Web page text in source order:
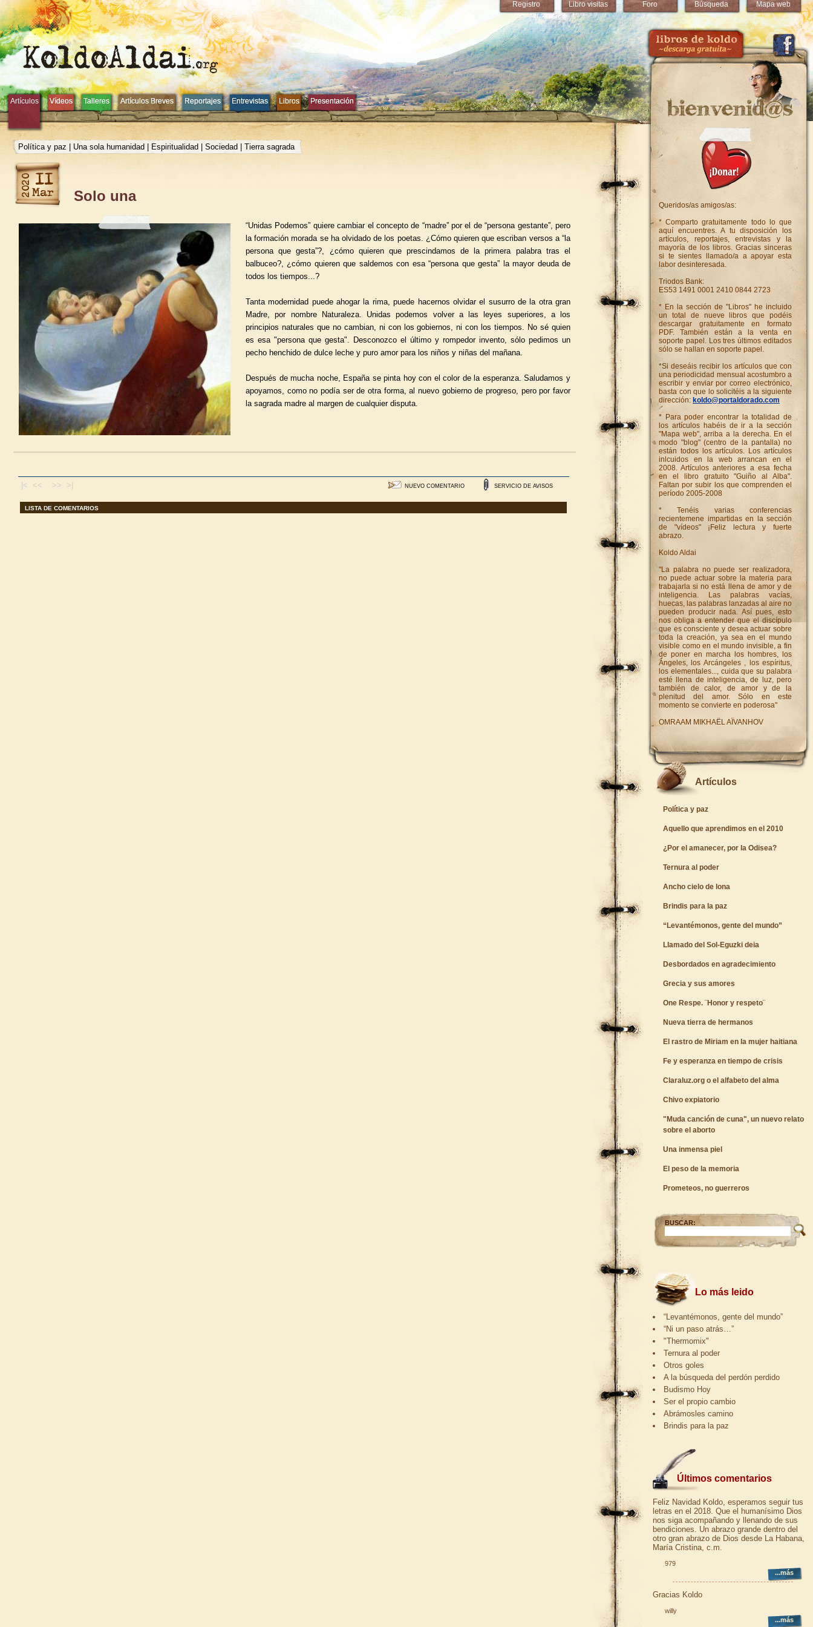
Mapa web
Búsqueda
Foro
Libro visitas
Registro
Queridos/as amigos/as:
* Comparto gratuitamente todo lo que
aquí encuentres. A tu disposición los
artículos, reportajes, entrevistas y la
mayoría de los libros. Gracias sinceras
si te sientes llamado/a a apoyar esta
labor desinteresada.
Triodos Bank:
ES53 1491 0001 2410 0844 2723
* En la sección de "Libros" he incluido
un total de nueve libros que podéis
descargar gratuitamente en formato
PDF. También están a la venta en
soporte papel. Los tres últimos editados
sólo se hallan en soporte papel.
*Si deseáis recibir los artículos que con
una periodicidad mensual acostumbro a
escribir y enviar por correo electrónico,
basta con que lo solicitéis a la siguiente
dirección: koldo@portaldorado.com
* Para poder encontrar la totalidad de
los artículos habéis de ir a la sección
"Mapa web", arriba a la derecha. En el
modo "blog" (centro de la pantalla) no
están todos los artículos. Los artículos
inlcuidos en la web arrancan en el
2008. Artículos anteriores a esa fecha
en el libro gratuito "Guiño al Alba".
Faltan por subir los que comprenden el
período 2005-2008
* Tenéis varias conferencias
recientemene impartidas en la sección
de "vídeos" ¡Feliz lectura y fuerte
abrazo.
Koldo Aldai
"La palabra no puede ser realizadora,
no puede actuar sobre la materia para
trabajarla si no está llena de amor y de
inteligencia. Las palabras vacías,
huecas, las palabras lanzadas al aire no
pueden producir nada. Así pues, esto
nos obliga a entender que el discípulo
que es consciente y desea actuar sobre
toda la creación, ya sea en el mundo
visible como en el mundo invisible, a fin
de poner en marcha los hombres, los
Ángeles, los Arcángeles , los espíritus,
los elementales..., cuida que su palabra
esté llena de inteligencia, de luz, pero
también de calor, de amor y de la
plenitud del amor. Sólo en este
momento se convierte en poderosa"
OMRAAM MIKHAËL AÏVANHOV
Artículos
Política y paz
Aquello que aprendimos en el 2010
¿Por el amanecer, por la Odisea?
Ternura al poder
Ancho cielo de lona
Brindis para la paz
“Levantémonos, gente del mundo”
Llamado del Sol-Eguzki deia
Desbordados en agradecimiento
Grecia y sus amores
One Respe. ¨Honor y respeto¨
Nueva tierra de hermanos
El rastro de Miriam en la mujer haitiana
Fe y esperanza en tiempo de crisis
Claraluz.org o el alfabeto del alma
Chivo expiatorio
"Muda canción de cuna", un nuevo relato
sobre el aborto
Una inmensa piel
El peso de la memoria
Prometeos, no guerreros
BUSCAR:
Lo más leido
“Levantémonos, gente del mundo”
“Ni un paso atrás…”
"Thermomix"
Ternura al poder
Otros goles
A la búsqueda del perdón perdido
Budismo Hoy
Ser el propio cambio
Abrámosles camino
Brindis para la paz
Últimos comentarios
Feliz Navidad Koldo, esperamos seguir tus
letras en el 2018. Que el humanísimo Dios
nos siga acompañando y llenando de sus
bendiciones. Un abrazo grande dentro del
otro gran abrazo de Dios desde La Habana,
María Cristina, c.m.
979
...más
Gracias Koldo
willy
...más
Artículos Vídeos Talleres Artículos Breves Reportajes Entrevistas Libros Presentación
Artículos Vídeos Talleres Artículos Breves Reportajes Entrevistas Libros Presentación
Política y paz Una sola humanidad Espiritualidad Sociedad Tierra sagrada
Solo una
“Unidas Podemos” quiere cambiar el concepto de “madre” por el de “persona gestante”, pero
la formación morada se ha olvidado de los poetas. ¿Cómo quieren que escriban versos a “la
persona que gesta”?, ¿cómo quieren que prescindamos de la primera palabra tras el
balbuceo?, ¿cómo quieren que saldemos con esa “persona que gesta” la mayor deuda de
todos los tiempos...?
Tanta modernidad puede ahogar la rima, puede hacernos olvidar el susurro de la otra gran
Madre, por nombre Naturaleza. Unidas podemos volver a las leyes superiores, a los
principios naturales que no cambian, ni con los gobiernos, ni con los tiempos. No sé quien
es esa "persona que gesta". Desconozco el último y rompedor invento, sólo pedimos un
pecho henchido de dulce leche y puro amor para los niños y niñas del mañana.
Después de mucha noche, España se pinta hoy con el color de la esperanza. Saludamos y
apoyamos, como no podía ser de otra forma, al nuevo gobierno de progreso, pero por favor
la sagrada madre al margen de cualquier disputa.
|< << >> >| NUEVO COMENTARIO SERVICIO DE AVISOS
LISTA DE COMENTARIOS